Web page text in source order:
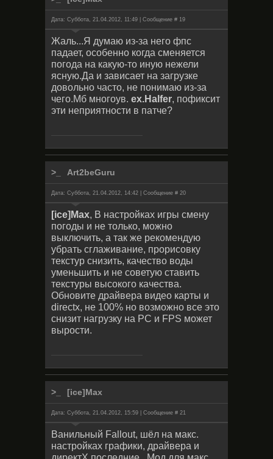
Дата: Суббота, 21.04.2012, 11:49 | Сообщение # 19
Жаль...Я думаю из-за него фпс
падает, особенно когда сменяется
погода на какую-то иную нежели
ясную.Да и зависает на загрузке
довольно часто, не понимаю из-за
чего.Мб многоув. ex.Halfer, пофиксит
эти неприятности в патче?
Art2beGuru
Дата: Суббота, 21.04.2012, 14:42 | Сообщение # 20
[ice]Max, В настройках игры смену
погоды и не только, можно
выключить, а так же рекомендую
убрать сглаживание, прорисовку
текстур снизить, качество воды
уменьшить и не советую ставить
текстуры высокого качества.
Обновите драйвера видео карты и
directx, не 100% но возможно все это
снизит нагрузку на PC и FPS может
вырости.
[ice]Max
Дата: Суббота, 21.04.2012, 15:59 | Сообщение # 21
Ванильный Fallout, шёл на макс.
настройках графики, драйвера и